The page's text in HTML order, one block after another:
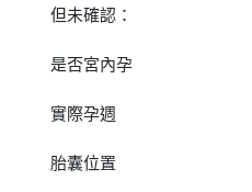
但未確認：
是否宮內孕
實際孕週
胎囊位置